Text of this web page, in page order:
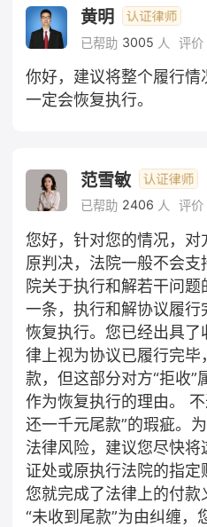
黄明
已帮助 3005 人 评价
你好，建议将整个履行
一定会恢复执行。
范雪敏
已帮助 2406 人 评价
您好，针对您的情况，
原判决，法院一般不会
院关于执行和解若干问
一条，执行和解协议履
恢复执行。您已经出具
律上视为协议已履行完
款，但这部分对方“拒收”
作为恢复执行的理由。
还一千元尾款”的瑕疵。
法律风险，建议您尽快
证处或原执行法院的指定
您就完成了法律上的付
“未收到尾款”为由纠缠，